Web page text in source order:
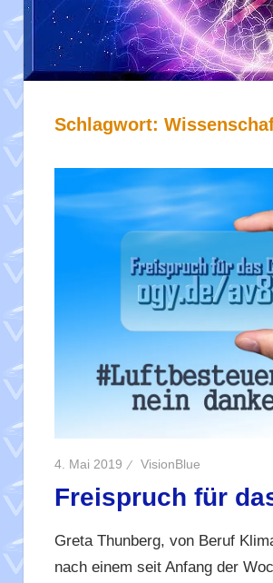
Schlagwort:
4. Mai 2019 VisionBlue
Freispruch für
Greta Thunberg, von Beruf
nach einem seit Anfang der